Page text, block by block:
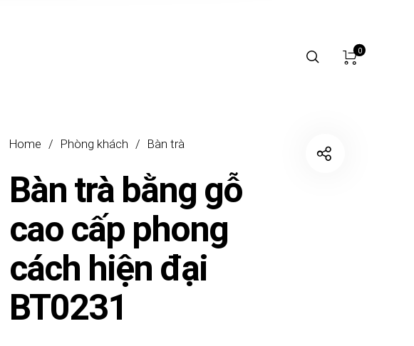
0
Home / Phòng khách / Bàn trà
Bàn trà bằng gỗ
cao cấp phong
cách hiện đại
BT0231